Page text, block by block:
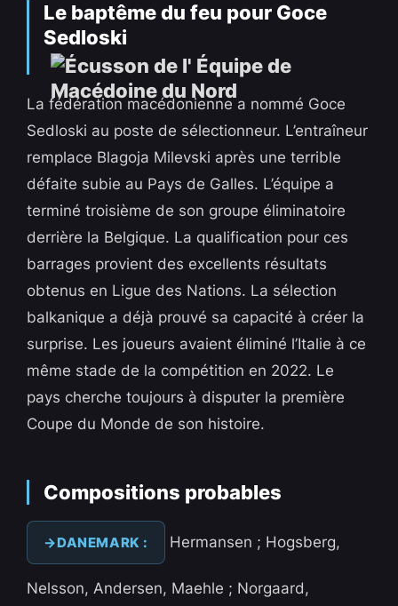
Le baptême du feu pour Goce
Sedloski
La fédération macédonienne a nommé Goce
Sedloski au poste de sélectionneur. L’entraîneur
remplace Blagoja Milevski après une terrible
défaite subie au Pays de Galles. L’équipe a
terminé troisième de son groupe éliminatoire
derrière la Belgique. La qualification pour ces
barrages provient des excellents résultats
obtenus en Ligue des Nations. La sélection
balkanique a déjà prouvé sa capacité à créer la
surprise. Les joueurs avaient éliminé l’Italie à ce
même stade de la compétition en 2022. Le
pays cherche toujours à disputer la première
Coupe du Monde de son histoire.
Compositions probables
DANEMARK : Hermansen ; Hogsberg,
Nelsson, Andersen, Maehle ; Norgaard,